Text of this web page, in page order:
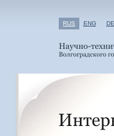
RUS ENG DE